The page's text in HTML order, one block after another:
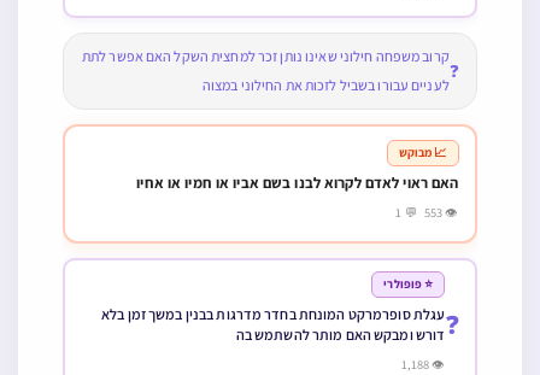
❓
קרוב משפחה חילוני שאינו נותן זכר למחצית השקל האם אפשר לתת
לעניים עבורו בשביל לזכות את החילוני במצוה
📈 מבוקש
האם ראוי לאדם לקרוא לבנו בשם אביו או חמיו או אחיו
👁 553 💬 1
❓
⭐ פופולרי
עגלת סופרמרקט המונחת בחדר מדרגות בבנין במשך זמן בלא
דורש ומבקש האם מותר להשתמש בה
👁 1,188